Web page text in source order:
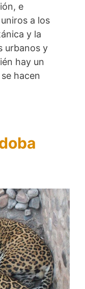
e
a los
y la
urbanos y
hay un
hacen